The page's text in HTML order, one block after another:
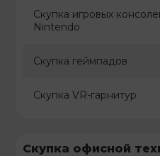
Скупка игровых
Nintendo
Скупка геймпадов
Скупка VR-гарнитур
Скупка офисной